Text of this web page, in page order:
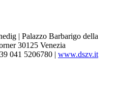
| Palazzo Barbarigo della
30125 Venezia
041 5206780 | www.dszv.it